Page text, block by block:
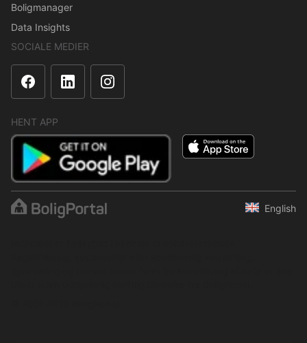
Boligmanager
Data Insights
SOCIALE MEDIER
HENT APP
English